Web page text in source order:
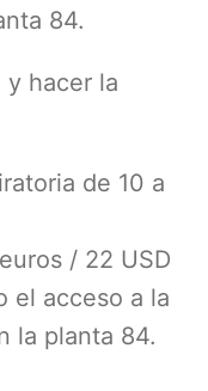
84.
y hacer la
de 10 a
/ 22 USD
el acceso a la
la planta 84.